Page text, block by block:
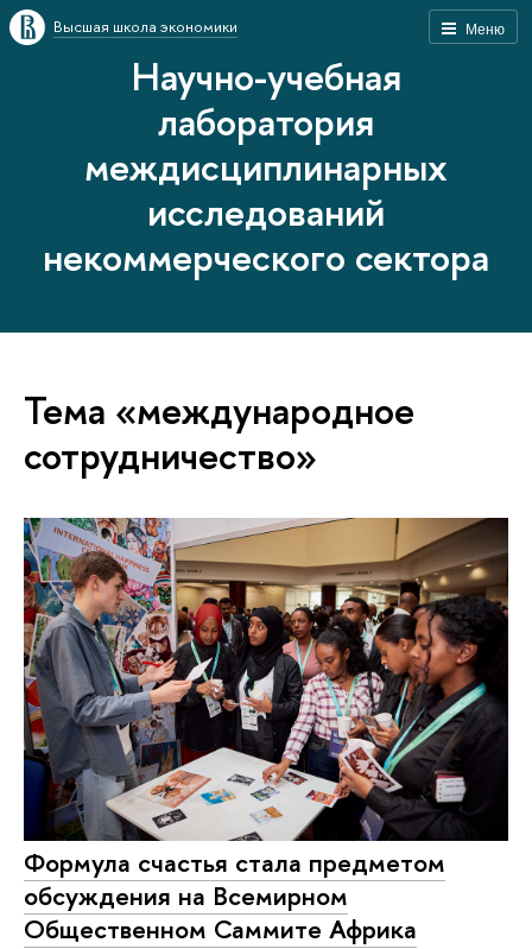
Меню
Высшая школа экономики
Научно-учебная
лаборатория
междисциплинарных
исследований
некоммерческого сектора
Тема «международное
сотрудничество»
Формула счастья стала предметом
обсуждения на Всемирном
Общественном Саммите Африка